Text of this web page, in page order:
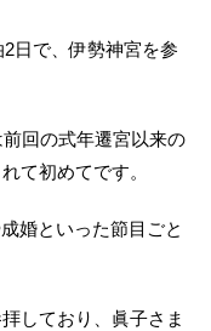
日で、伊勢神宮を参
回の式年遷宮以来の
て初めてです。
婚といった節目ごと
しており、眞子さま